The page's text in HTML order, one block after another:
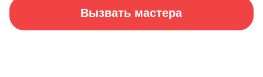
Вызвать мастера